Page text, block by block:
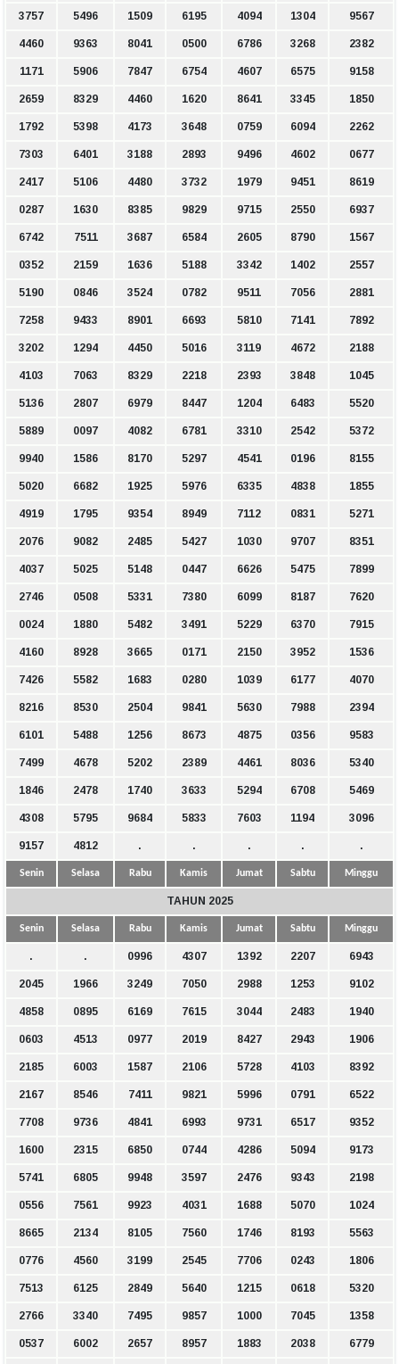
3757 5496 1509 6195 4094 1304 9567
4460 9363 8041 0500 6786 3268 2382
1171 5906 7847 6754 4607 6575 9158
2659 8329 4460 1620 8641 3345 1850
1792 5398 4173 3648 0759 6094 2262
7303 6401 3188 2893 9496 4602 0677
2417 5106 4480 3732 1979 9451 8619
0287 1630 8385 9829 9715 2550 6937
6742 7511 3687 6584 2605 8790 1567
0352 2159 1636 5188 3342 1402 2557
5190 0846 3524 0782 9511 7056 2881
7258 9433 8901 6693 5810 7141 7892
3202 1294 4450 5016 3119 4672 2188
4103 7063 8329 2218 2393 3848 1045
5136 2807 6979 8447 1204 6483 5520
5889 0097 4082 6781 3310 2542 5372
9940 1586 8170 5297 4541 0196 8155
5020 6682 1925 5976 6335 4838 1855
4919 1795 9354 8949 7112 0831 5271
2076 9082 2485 5427 1030 9707 8351
4037 5025 5148 0447 6626 5475 7899
2746 0508 5331 7380 6099 8187 7620
0024 1880 5482 3491 5229 6370 7915
4160 8928 3665 0171 2150 3952 1536
7426 5582 1683 0280 1039 6177 4070
8216 8530 2504 9841 5630 7988 2394
6101 5488 1256 8673 4875 0356 9583
7499 4678 5202 2389 4461 8036 5340
1846 2478 1740 3633 5294 6708 5469
4308 5795 9684 5833 7603 1194 3096
9157 4812 . . . . .
Senin Selasa Rabu Kamis Jumat Sabtu Minggu
TAHUN 2025
Senin Selasa Rabu Kamis Jumat Sabtu Minggu
. . 0996 4307 1392 2207 6943
2045 1966 3249 7050 2988 1253 9102
4858 0895 6169 7615 3044 2483 1940
0603 4513 0977 2019 8427 2943 1906
2185 6003 1587 2106 5728 4103 8392
2167 8546 7411 9821 5996 0791 6522
7708 9736 4841 6993 9731 6517 9352
1600 2315 6850 0744 4286 5094 9173
5741 6805 9948 3597 2476 9343 2198
0556 7561 9923 4031 1688 5070 1024
8665 2134 8105 7560 1746 8193 5563
0776 4560 3199 2545 7706 0243 1806
7513 6125 2849 5640 1215 0618 5320
2766 3340 7495 9857 1000 7045 1358
0537 6002 2657 8957 1883 2038 6779